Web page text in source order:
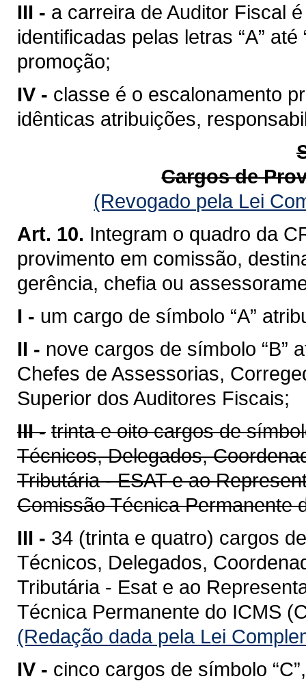
III - a carreira de Auditor Fiscal
identificadas pelas letras “A”
promoção;
IV - classe é o escalonamento
idênticas atribuições,
Cargos de
(Revogado pela Lei
Art. 10. Integram o quadro da
provimento em comissão,
gerência, chefia ou
I - um cargo de símbolo “A”
II - nove cargos de símbolo “B”
Chefes de Assessorias,
Superior dos Auditores Fiscais;
III - trinta e oito cargos de
Técnicos, Delegados,
Tributária - ESAT e ao
Comissão Técnica Permanente
III - 34 (trinta e quatro) cargos
Técnicos, Delegados,
Tributária - Esat e ao
Técnica Permanente do ICMS
(Redação dada pela Lei
IV - cinco cargos de símbolo